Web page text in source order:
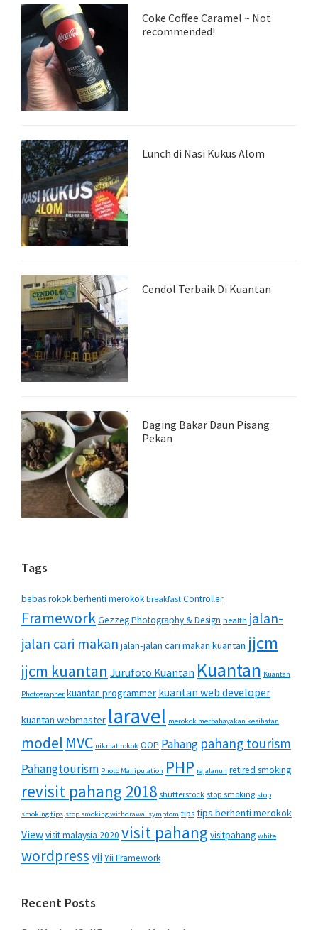
Coke Coffee Caramel ~ Not
recommended!
Lunch di Nasi Kukus Alom
Cendol Terbaik Di Kuantan
Daging Bakar Daun Pisang
Pekan
Tags
bebas rokokberhenti merokok breakfast Controller
FrameworkGezzeg Photography & Design health jalan-
jalan cari makan jalan-jalan cari makan kuantan jjcm
jjcm kuantan Jurufoto Kuantan Kuantan Kuantan
Photographer kuantan programmer kuantan web developer
kuantan webmaster laravel merokok merbahayakan kesihatan
model MVC nikmat rokok OOP Pahang pahang tourism
Pahangtourism Photo Manipulation PHP rajalanun retired smoking
revisit pahang 2018 shutterstock stop smoking stop
smoking tips stop smoking withdrawal symptom tips tips berhenti merokok
Viewvisit malaysia 2020 visit pahang visitpahang white
wordpress yii Yii Framework
Recent Posts